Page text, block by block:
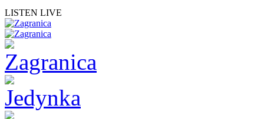
LISTEN LIVE